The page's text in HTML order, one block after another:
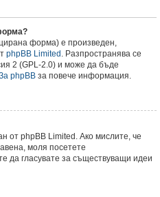
форма) е произведен,
phpBB Limited . Разпространява се
2 (GPL-2.0) и може да бъде
phpBB за повече информация.
от phpBB Limited. Ако мислите, че
моля посетете
да гласувате за съществуващи идеи